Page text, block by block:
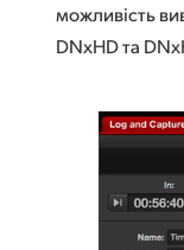
можливість
DNxHD та